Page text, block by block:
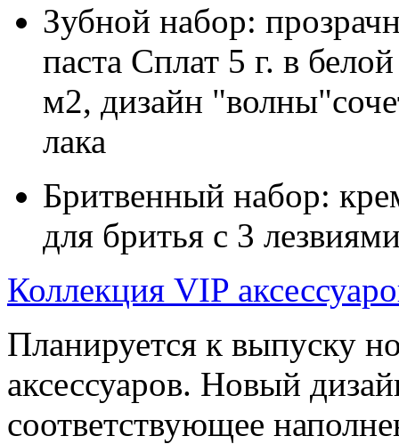
Зубной набор:
паста Сплат 5 г. в
м2, дизайн
лака
Бритвенный набор:
для бритья с 3
Коллекция VIP
Планируется к выпуску
аксессуаров. Новый
соответствующее